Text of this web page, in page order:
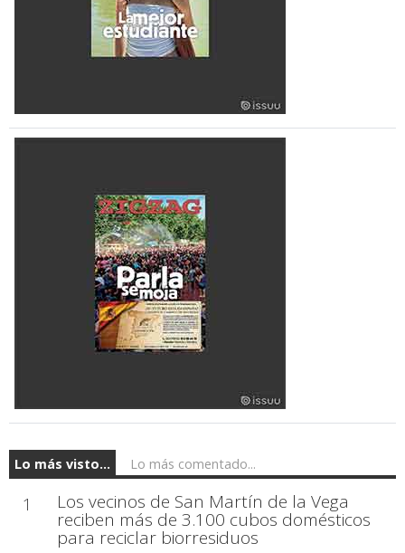
Lo más visto... Lo más comentado...
1 Los vecinos de San Martín de la Vega
reciben más de 3.100 cubos domésticos
para reciclar biorresiduos